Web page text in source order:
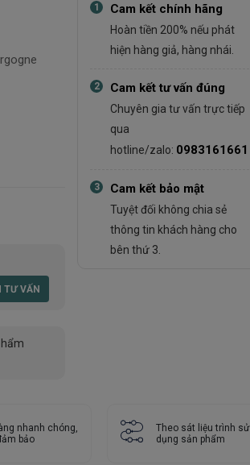
1 Cam kết chính hãng
Hoàn tiền 200% nếu phát
hiện hàng giả, hàng nhái.
2 Cam kết tư vấn đúng
Chuyên gia tư vấn trực tiếp
qua
hotline/zalo: 0983161661
3 Cam kết bảo mật
Tuyệt đối không chia sẻ
thông tin khách hàng cho
bên thứ 3.
nhanh chóng,
bảo
Theo sát liệu trình sử
dụng sản phẩm